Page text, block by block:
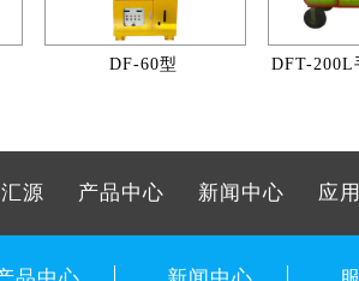
DF-60型 DFT-200L
源 产品中心 新闻中心 应